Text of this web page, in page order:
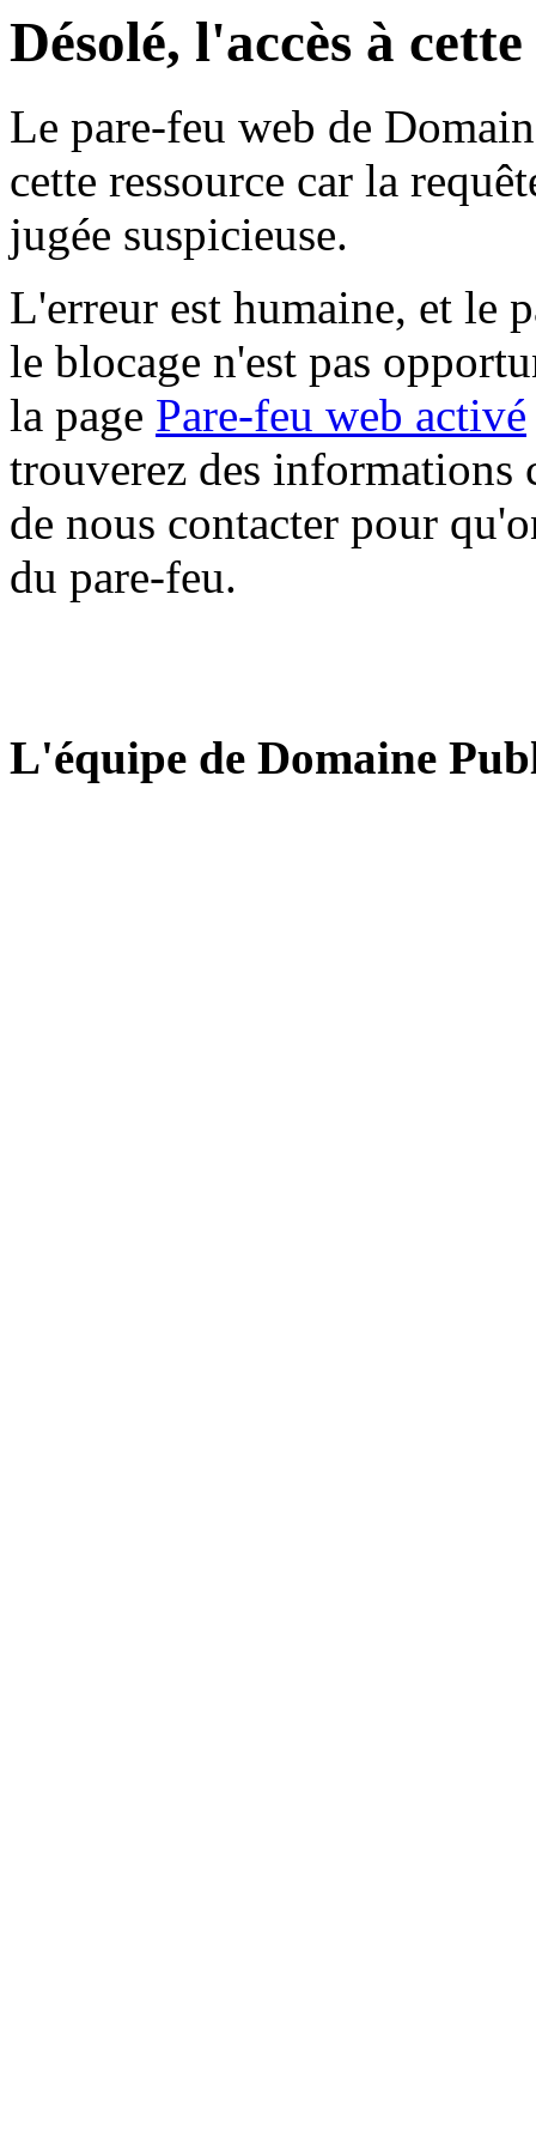
Désolé, l'accès à
Le pare-feu web de
cette ressource car la
jugée suspicieuse.
L'erreur est humaine, et le
le blocage n'est pas
la page Pare-feu web activé
trouverez des informations
de nous contacter pour
du pare-feu.
L'équipe de Domaine